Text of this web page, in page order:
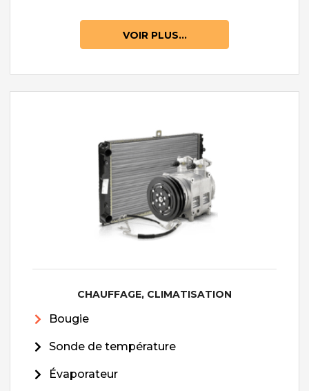
VOIR PLUS...
CHAUFFAGE, CLIMATISATION
Bougie
Sonde de température
Évaporateur